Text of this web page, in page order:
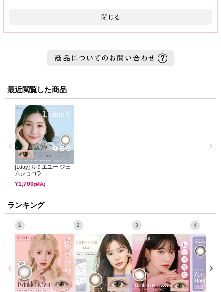
閉じる
最近閲覧した商品
[1day] ルミエユー ジェ
ムショコラ
¥1,760(税込)
ランキング
1 2 3 4